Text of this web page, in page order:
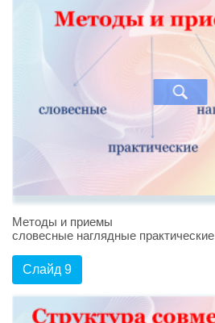
Методы и приемы
словесные наглядные практические
Слайд 9